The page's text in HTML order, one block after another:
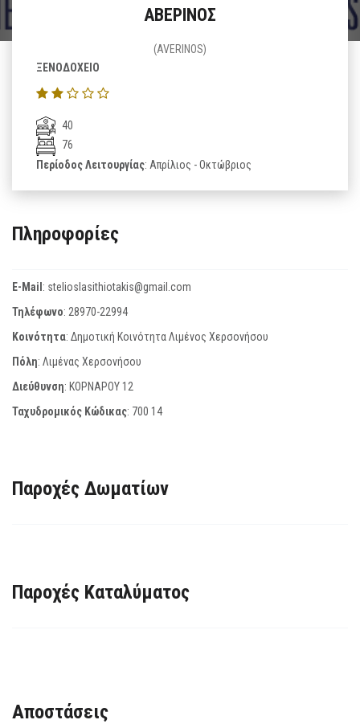
ΑΒΕΡΙΝΟΣ
(AVERINOS)
ΞΕΝΟΔΟΧΕΙΟ
40
76
Περίοδος Λειτουργίας: Απρίλιος - Οκτώβριος
Πληροφορίες
E-Mail: stelioslasithiotakis@gmail.com
Τηλέφωνο: 28970-22994
Κοινότητα: Δημοτική Κοινότητα Λιμένος Χερσονήσου
Πόλη: Λιμένας Χερσονήσου
Διεύθυνση: ΚΟΡΝΑΡΟΥ 12
Ταχυδρομικός Κώδικας: 700 14
Παροχές Δωματίων
Παροχές Καταλύματος
Αποστάσεις